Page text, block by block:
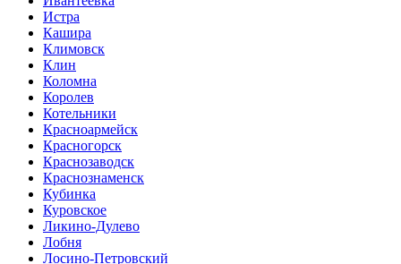
Истра
Кашира
Климовск
Клин
Коломна
Королев
Котельники
Красноармейск
Красногорск
Краснозаводск
Краснознаменск
Кубинка
Куровское
Ликино-Дулево
Лобня
Лосино-Петровский